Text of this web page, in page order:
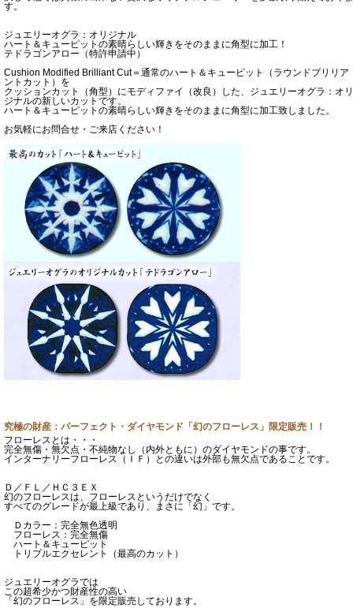
す。
ジュエリーオグラ：オリジナル
ハート＆キューピットの素晴らしい輝きをそのままに角型に加工！
テドラゴンアロー（特許申請中）
Cushion Modified Brilliant Cut＝通常のハート＆キューピット（ラウンドブリリア
ントカット）を
クッションカット（角型）にモディファイ（改良）した、ジュエリーオグラ：オリ
ジナルの新しいカットです。
ハート＆キューピットの素晴らしい輝きをそのままに角型に加工致しました。
お気軽にお問合せ・ご来店ください！
究極の財産：パーフェクト・ダイヤモンド「幻のフローレス」限定販売！！
フローレスとは・・・
完全無傷・無欠点・不純物なし（内外ともに）のダイヤモンドの事です。
インターナリーフローレス（ＩＦ）との違いは外部も無欠点であることです。
Ｄ／ＦＬ／ＨＣ３ＥＸ
幻のフローレスは、フローレスというだけでなく
すべてのグレードが最上級であり、まさに「幻」です。
Ｄカラー：完全無色透明
フローレス：完全無傷
ハート＆キューピット
トリプルエクセレント（最高のカット）
ジュエリーオグラでは
この超希少かつ財産性の高い
「幻のフローレス」を限定販売しております。